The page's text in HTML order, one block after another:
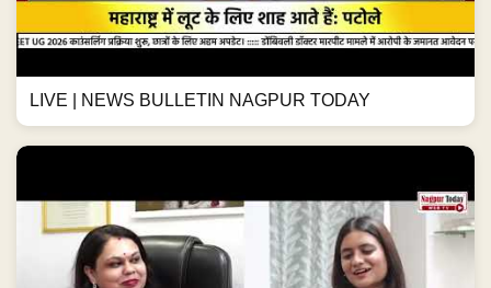
LIVE | NEWS BULLETIN NAGPUR TODAY